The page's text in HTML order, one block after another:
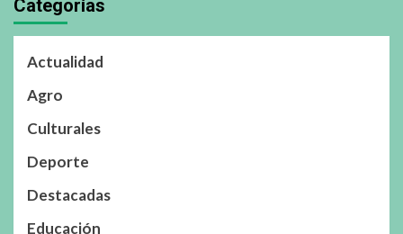
Categorías
Actualidad
Agro
Culturales
Deporte
Destacadas
Educación